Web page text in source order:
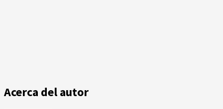
Acerca del autor